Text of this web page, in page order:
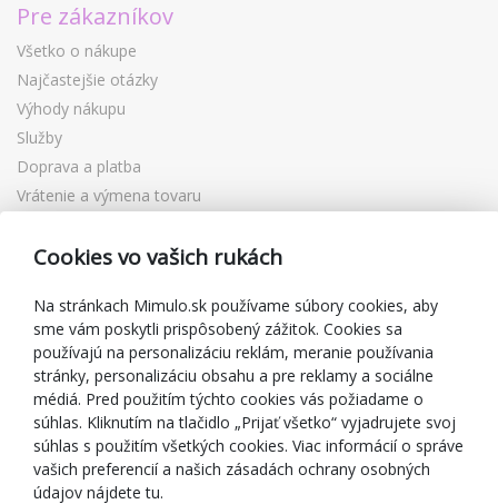
Pre zákazníkov
Všetko o nákupe
Najčastejšie otázky
Výhody nákupu
Služby
Doprava a platba
Vrátenie a výmena tovaru
Darčekové poukážky
Blog
O predajcovi
Mimulo.sk
Obchodné podmienky
Ochrana osobných údajov GDPR
Kontakty
Cookies vo vašich rukách
Na stránkach Mimulo.sk používame súbory cookies, aby
sme vám poskytli prispôsobený zážitok. Cookies sa
používajú na personalizáciu reklám, meranie používania
stránky, personalizáciu obsahu a pre reklamy a sociálne
médiá. Pred použitím týchto cookies vás požiadame o
súhlas. Kliknutím na tlačidlo „Prijať všetko“ vyjadrujete svoj
súhlas s použitím všetkých cookies. Viac informácií o správe
vašich preferencií a našich zásadách ochrany osobných
údajov nájdete tu.